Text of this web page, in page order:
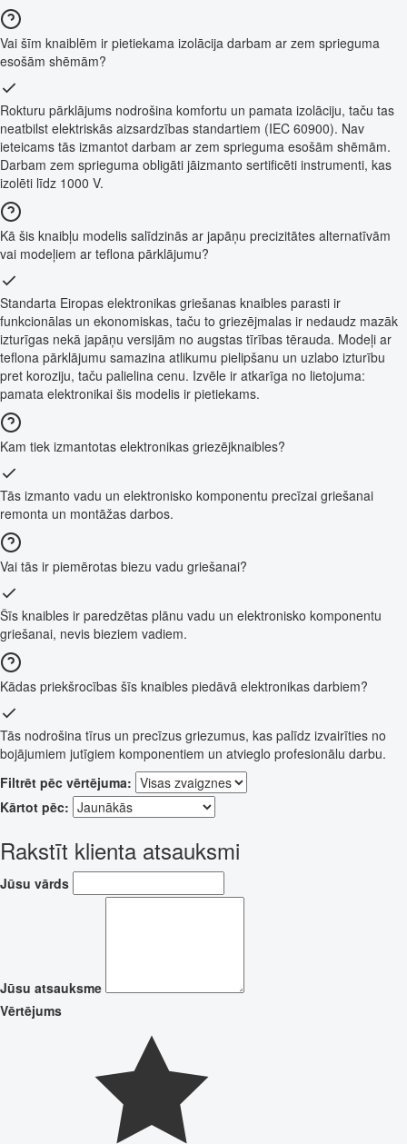
Vai šīm knaiblēm ir pietiekama izolācija darbam ar zem sprieguma
esošām shēmām?
Rokturu pārklājums nodrošina komfortu un pamata izolāciju, taču tas
neatbilst elektriskās aizsardzības standartiem (IEC 60900). Nav
ieteicams tās izmantot darbam ar zem sprieguma esošām shēmām.
Darbam zem sprieguma obligāti jāizmanto sertificēti instrumenti, kas
izolēti līdz 1000 V.
Kā šis knaibļu modelis salīdzinās ar japāņu precizitātes alternatīvām
vai modeļiem ar teflona pārklājumu?
Standarta Eiropas elektronikas griešanas knaibles parasti ir
funkcionālas un ekonomiskas, taču to griezējmalas ir nedaudz mazāk
izturīgas nekā japāņu versijām no augstas tīrības tērauda. Modeļi ar
teflona pārklājumu samazina atlikumu pielipšanu un uzlabo izturību
pret koroziju, taču palielina cenu. Izvēle ir atkarīga no lietojuma:
pamata elektronikai šis modelis ir pietiekams.
Kam tiek izmantotas elektronikas griezējknaibles?
Tās izmanto vadu un elektronisko komponentu precīzai griešanai
remonta un montāžas darbos.
Vai tās ir piemērotas biezu vadu griešanai?
Šīs knaibles ir paredzētas plānu vadu un elektronisko komponentu
griešanai, nevis bieziem vadiem.
Kādas priekšrocības šīs knaibles piedāvā elektronikas darbiem?
Tās nodrošina tīrus un precīzus griezumus, kas palīdz izvairīties no
bojājumiem jutīgiem komponentiem un atvieglo profesionālu darbu.
Filtrēt pēc vērtējuma:
Kārtot pēc:
Rakstīt klienta atsauksmi
Jūsu vārds
Jūsu atsauksme
Vērtējums